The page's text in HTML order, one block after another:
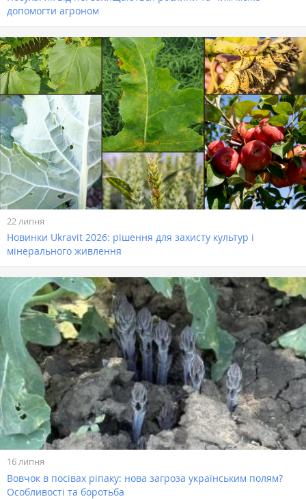
допомогти агроном
22 липня
Новинки Ukravit 2026: рішення для захисту культур і
мінерального живлення
16 липня
Вовчок в посівах ріпаку: нова загроза українським полям?
Особливості та боротьба